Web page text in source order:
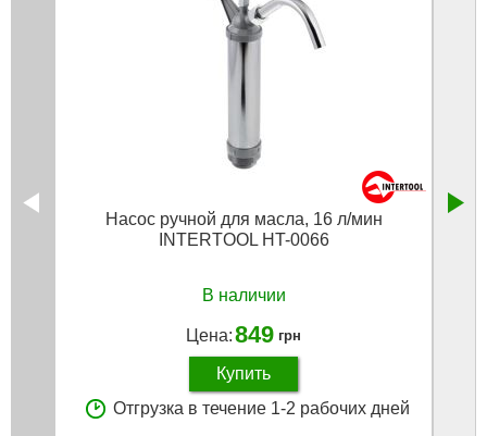
Насос ручной для масла, 16 л/мин
INTERTOOL HT-0066
В наличии
Цена:849 грн
Купить
Отгрузка в течение 1-2 рабочих дней